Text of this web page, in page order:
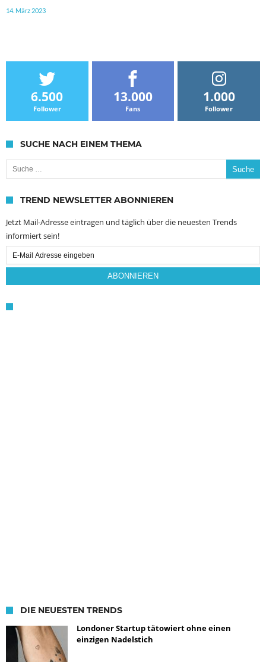
14. März 2023
6.500
Follower
13.000
Fans
1.000
Follower
SUCHE NACH EINEM THEMA
Suche nach:
TREND NEWSLETTER ABONNIEREN
Jetzt Mail-Adresse eintragen und täglich über die neuesten Trends
informiert sein!
Email
Subscription
ABONNIEREN
DIE NEUESTEN TRENDS
Londoner Startup tätowiert ohne einen
einzigen Nadelstich